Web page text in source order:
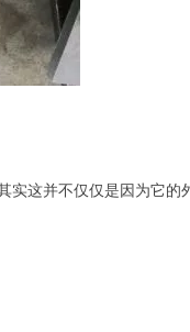
实这并不仅仅是因为它的